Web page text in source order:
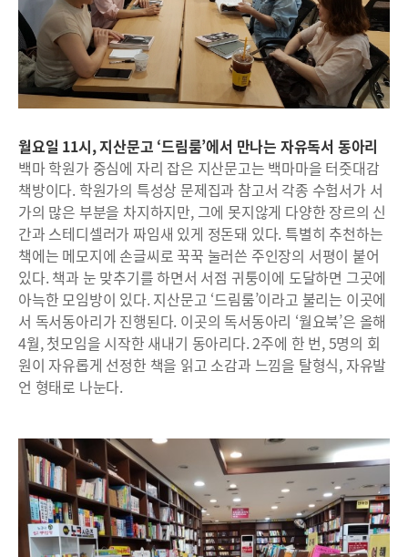
월요일 11시, 지산문고 ‘드림룸’에서 만나는 자유독서 동아리
백마 학원가 중심에 자리 잡은 지산문고는 백마마을 터줏대감
책방이다. 학원가의 특성상 문제집과 참고서 각종 수험서가 서
가의 많은 부분을 차지하지만, 그에 못지않게 다양한 장르의 신
간과 스테디셀러가 짜임새 있게 정돈돼 있다. 특별히 추천하는
책에는 메모지에 손글씨로 꾹꾹 눌러쓴 주인장의 서평이 붙어
있다. 책과 눈 맞추기를 하면서 서점 귀퉁이에 도달하면 그곳에
아늑한 모임방이 있다. 지산문고 ‘드림룸’이라고 불리는 이곳에
서 독서동아리가 진행된다. 이곳의 독서동아리 ‘월요북’은 올해
4월, 첫모임을 시작한 새내기 동아리다. 2주에 한 번, 5명의 회
원이 자유롭게 선정한 책을 읽고 소감과 느낌을 탈형식, 자유발
언 형태로 나눈다.